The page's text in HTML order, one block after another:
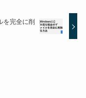
を完全に削